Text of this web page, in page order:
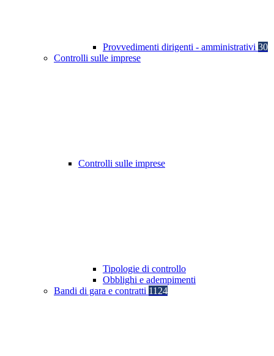
Provvedimenti dirigenti - amministrativi 30
Controlli sulle imprese
Controlli sulle imprese
Tipologie di controllo
Obblighi e adempimenti
Bandi di gara e contratti 1124